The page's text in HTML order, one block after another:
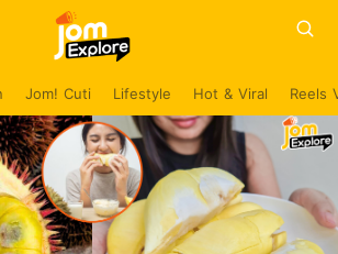
Jom! Cuti Lifestyle Hot & Viral Reels